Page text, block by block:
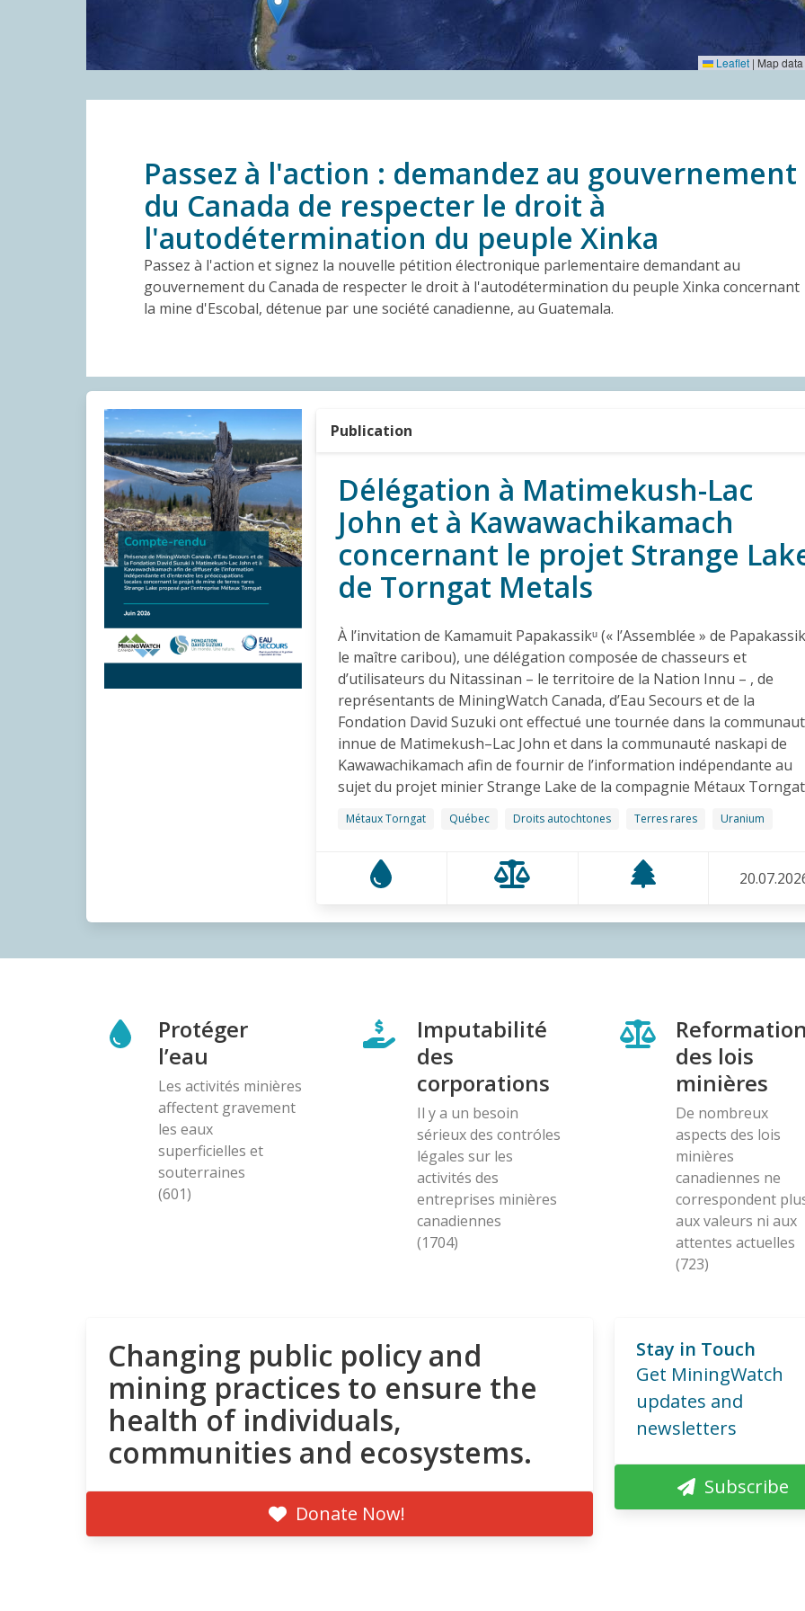
Leaflet | Map
Passez à l'action : demandez au gouvernement
du Canada de respecter le droit à
l'autodétermination du peuple Xinka
Passez à l'action et signez la nouvelle pétition électronique parlementaire demandant au
gouvernement du Canada de respecter le droit à l'autodétermination du peuple Xinka concernant
la mine d'Escobal, détenue par une société canadienne, au Guatemala.
Publication
Délégation à Matimekush-Lac
John et à Kawawachikamach
concernant le projet Strange
de Torngat Metals
À l’invitation de Kamamuit Papakassikᵘ (« l’Assemblée » de
le maître caribou), une délégation composée de chasseurs et
d’utilisateurs du Nitassinan – le territoire de la Nation Innu – , de
représentants de MiningWatch Canada, d’Eau Secours et de la
Fondation David Suzuki ont effectué une tournée dans la
innue de Matimekush–Lac John et dans la communauté naskapi de
Kawawachikamach afin de fournir de l’information indépendante au
sujet du projet minier Strange Lake de la compagnie Métaux
Métaux Torngat Québec Droits autochtones Terres rares Uranium
Protéger
l’eau
Les activités minières
affectent gravement
les eaux
superficielles et
souterraines
(601)
Imputabilité
des
corporations
Il y a un besoin
sérieux des contróles
légales sur les
activités des
entreprises minières
canadiennes
(1704)
Reformation
des lois
minières
De nombreux
aspects des lois
minières
canadiennes ne
correspondent
aux valeurs ni aux
attentes actuelles
(723)
Changing public policy and
mining practices to ensure the
health of individuals,
communities and ecosystems.
Donate Now!
Stay in Touch
Get MiningWatch
updates and
newsletters
Subscribe